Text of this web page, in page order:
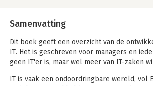
Samenvatting
Dit boek geeft een overzicht van de
IT. Het is geschreven voor managers en
geen IT'er is, maar wel meer van IT-zaken
IT is vaak een ondoordringbare wereld, vol